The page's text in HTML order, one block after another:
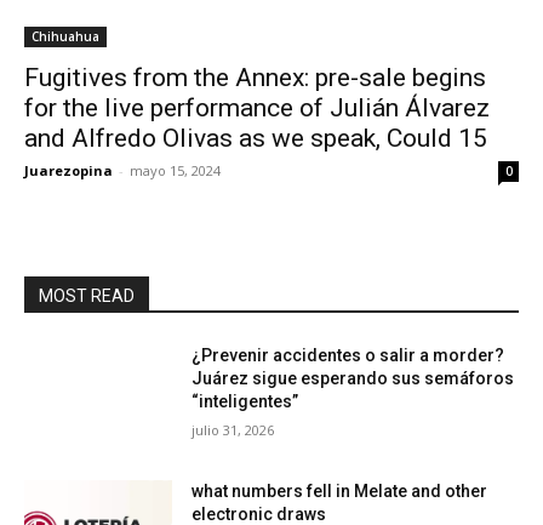
Chihuahua
Fugitives from the Annex: pre-sale begins
for the live performance of Julián Álvarez
and Alfredo Olivas as we speak, Could 15
Juarezopina - mayo 15, 2024 0
MOST READ
¿Prevenir accidentes o salir a morder?
Juárez sigue esperando sus semáforos
“inteligentes”
julio 31, 2026
what numbers fell in Melate and other
electronic draws